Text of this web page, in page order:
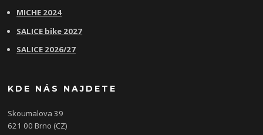
MICHE 2024
SALICE bike 2027
SALICE 2026/27
KDE NÁS NAJDETE
Skoumalova 39
621 00 Brno (CZ)